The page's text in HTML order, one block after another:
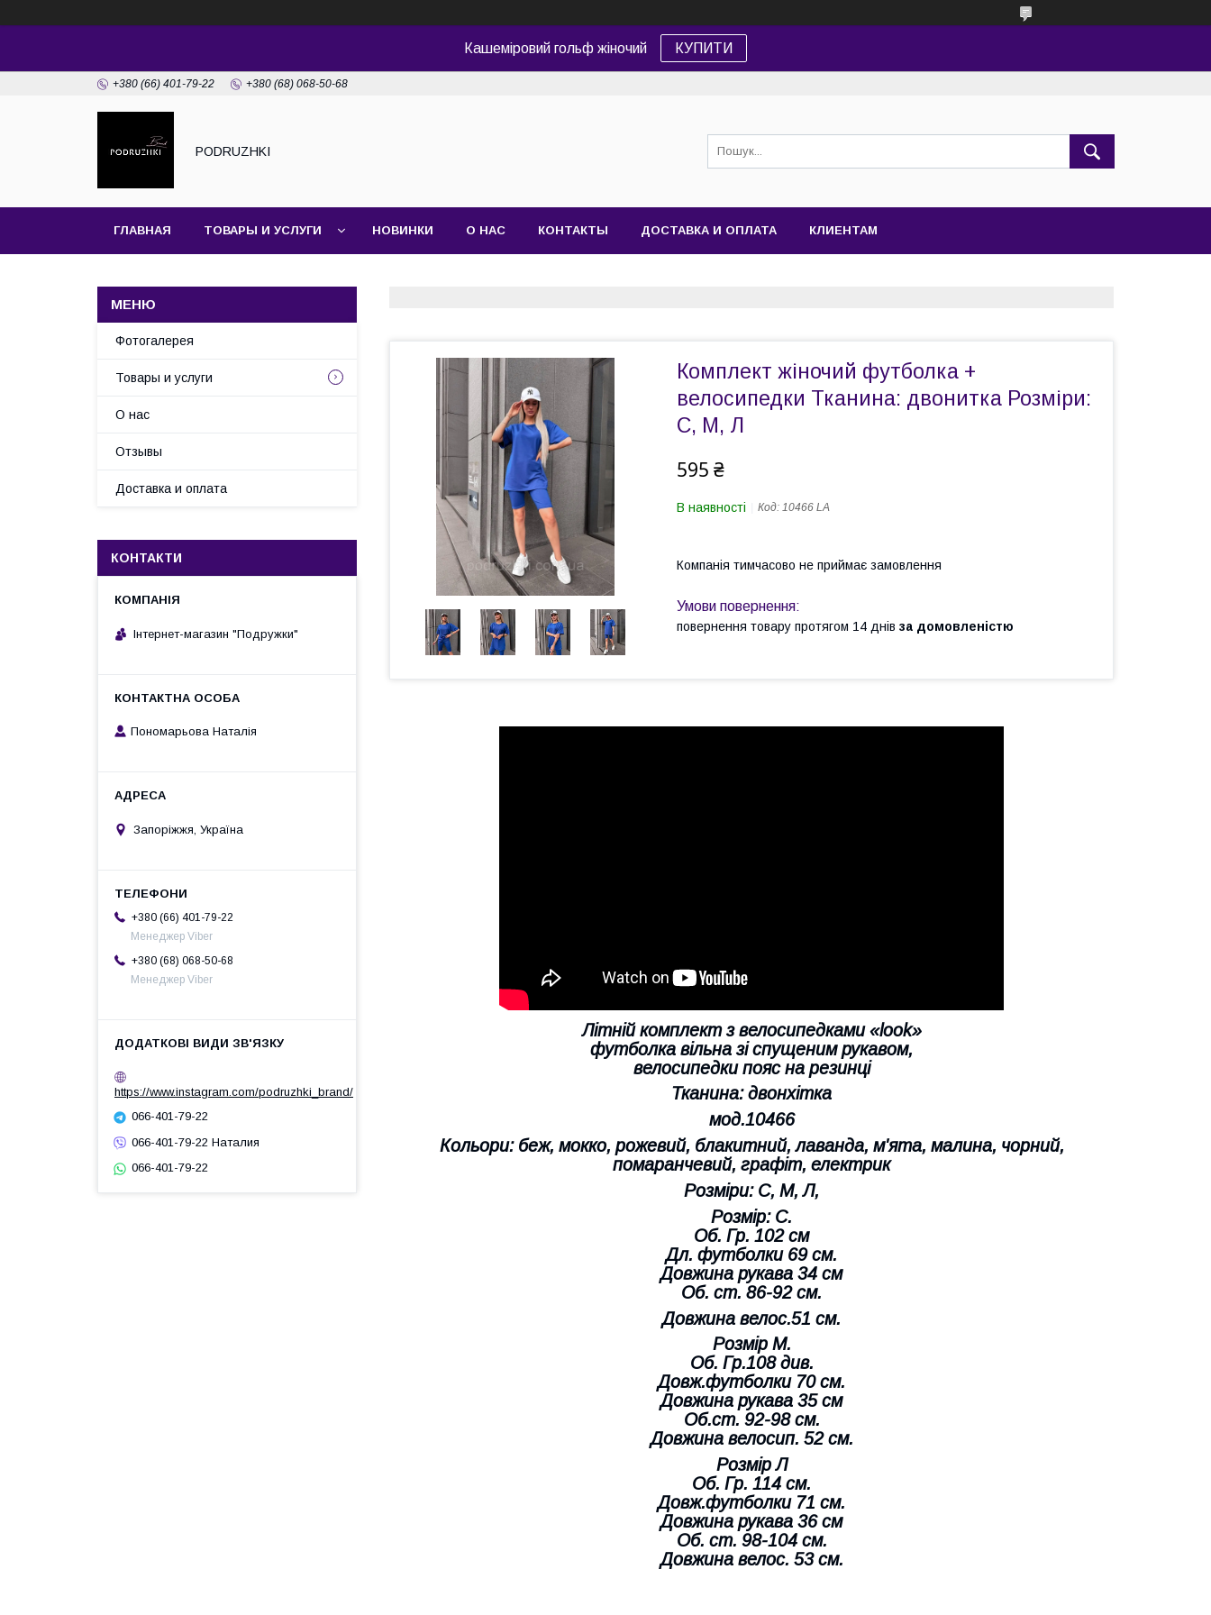
Кашеміровий гольф жіночий КУПИТИ
+380 (66) 401-79-22 +380 (68) 068-50-68
PODRUZHKI
ГЛАВНАЯ ТОВАРЫ И УСЛУГИ НОВИНКИ О НАС КОНТАКТЫ ДОСТАВКА И ОПЛАТА КЛИЕНТАМ
Комплект жіночий футболка +
велосипедки Тканина: двонитка Розміри:
С, М, Л
595 ₴
В наявності Код: 10466 LA
Компанія тимчасово не приймає замовлення
повернення товару протягом 14 днів за домовленістю
Літній комплект з велосипедками «look»
футболка вільна зі спущеним рукавом,
велосипедки пояс на резинці
Тканина: двонхітка
мод.10466
Кольори: беж, мокко, рожевий, блакитний, лаванда, м'ята, малина, чорний,
помаранчевий, графіт, електрик
Розміри: С, М, Л,
Розмір: С.
Об. Гр. 102 см
Дл. футболки 69 см.
Довжина рукава 34 см
Об. ст. 86-92 см.
Довжина велос.51 см.
Розмір М.
Об. Гр.108 див.
Довж.футболки 70 см.
Довжина рукава 35 см
Об.ст. 92-98 см.
Довжина велосип. 52 см.
Розмір Л
Об. Гр. 114 см.
Довж.футболки 71 см.
Довжина рукава 36 см
Об. ст. 98-104 см.
Довжина велос. 53 см.
Фотогалерея
Товары и услуги
О нас
Отзывы
Доставка и оплата
КОНТАКТИ
Інтернет-магазин "Подружки"
Пономарьова Наталія
Запоріжжя, Україна
+380 (66) 401-79-22
Менеджер Viber
+380 (68) 068-50-68
Менеджер Viber
https://www.instagram.com/podruzhki_brand/
066-401-79-22
066-401-79-22 Наталия
066-401-79-22